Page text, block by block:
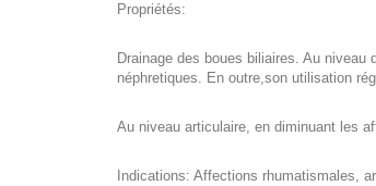
Propriétés:
Drainage des boues biliaires. Au
néphretiques. En outre,son utilisation
Au niveau articulaire, en diminuant les
Indications: Affections rhumatismales,